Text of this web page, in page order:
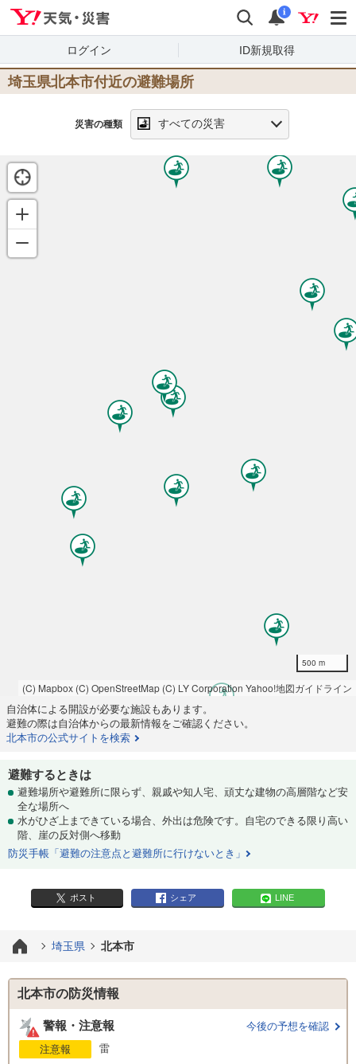
検索 通知
i
ログイン ID新規取得
埼玉県北本市付近の避難場所
災害の種類 すべての災害
500 m
(C) Mapbox (C) OpenStreetMap (C) LY Corporation Yahoo!地図ガイドライン
自治体による開設が必要な施設もあります。
避難の際は自治体からの最新情報をご確認ください。
北本市の公式サイトを検索
避難するときは
避難場所や避難所に限らず、親戚や知人宅、頑丈な建物の高層階など安
全な場所へ
水がひざ上まできている場合、外出は危険です。自宅のできる限り高い
階、崖の反対側へ移動
防災手帳「避難の注意点と避難所に行けないとき」
ポスト シェア LINE
埼玉県 北本市
北本市の防災情報
警報・注意報
今後の予想を確認
注意報
雷